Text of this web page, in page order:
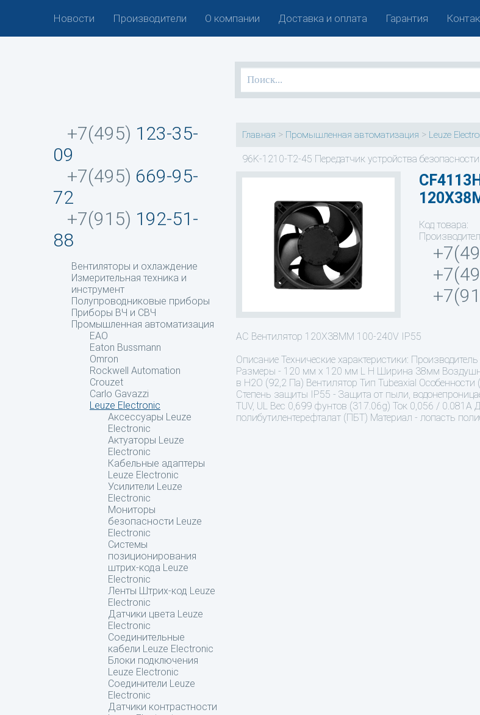
Новости Производители О компании Доставка и оплата Гарантия
+7(495) 123-35-
09
+7(495) 669-95-
72
+7(915) 192-51-
88
Вентиляторы и охлаждение
Измерительная техника и
инструмент
Полупроводниковые приборы
Приборы ВЧ и СВЧ
Промышленная автоматизация
EAO
Eaton Bussmann
Omron
Rockwell Automation
Crouzet
Carlo Gavazzi
Leuze Electronic
Аксессуары Leuze
Electronic
Актуаторы Leuze
Electronic
Кабельные адаптеры
Leuze Electronic
Усилители Leuze
Electronic
Мониторы
безопасности Leuze
Electronic
Системы
позиционирования
штрих-кода Leuze
Electronic
Ленты Штрих-код Leuze
Electronic
Датчики цвета Leuze
Electronic
Соединительные
кабели Leuze Electronic
Блоки подключения
Leuze Electronic
Соединители Leuze
Electronic
Датчики контрастности
Главная > Промышленная автоматизация > Leuze
96K-1210-T2-45 Передатчик устройства безопасности
Код
AC Вентилятор 120X38MM 100-240V IP55
Описание Технические характеристики:
Размеры - 120 мм х 120 мм L H Ширина 38мм
в H2O (92,2 Па) Вентилятор Тип Tubeaxial
Степень защиты IP55 - Защита от пыли,
TUV, UL Вес 0,699 фунтов (317.06g) Ток 0,056 /
полибутилентерефталат (ПБТ) Материал - лопасть